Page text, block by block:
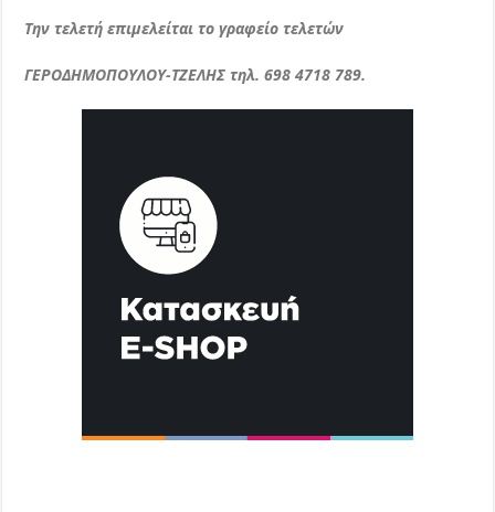
Την τελετή επιμελείται το γραφείο τελετών
ΓΕΡΟΔΗΜΟΠΟΥΛΟΥ-ΤΖΕΛΗΣ τηλ. 698 4718 789.